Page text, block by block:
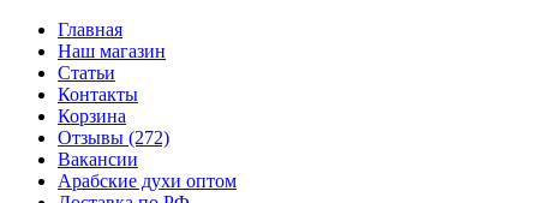
Главная
Наш магазин
Статьи
Контакты
Корзина
Отзывы (272)
Вакансии
Арабские духи оптом